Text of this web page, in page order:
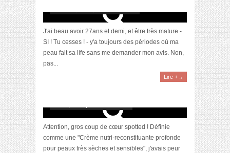
J'ai beau avoir 27ans et demi, et être très mature -
SI ! Tu cesses ! - y'a toujours des périodes où ma
peau fait sa life sans me demander mon avis. Non,
pas...
Lire +→
Nutritic Intense Riche de La Roche-Posay : la
Attention, gros coup de cœur spotted ! Définie
comme une "Crème nutri-reconstituante profonde
pour peaux très sèches et sensibles", j'avais peur